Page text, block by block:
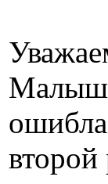
Малыш,
второй